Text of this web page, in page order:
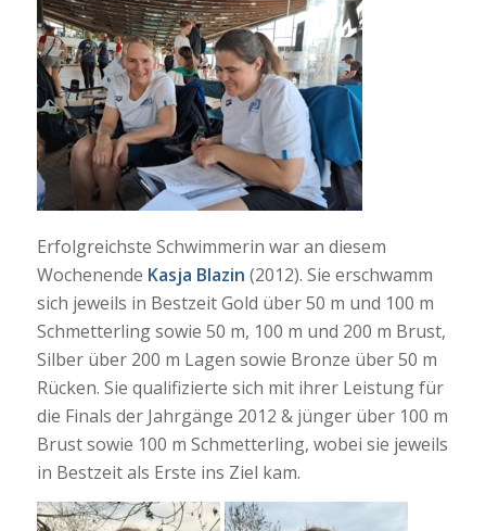
Erfolgreichste Schwimmerin war an diesem
Wochenende Kasja Blazin (2012). Sie erschwamm
sich jeweils in Bestzeit Gold über 50 m und 100 m
Schmetterling sowie 50 m, 100 m und 200 m Brust,
Silber über 200 m Lagen sowie Bronze über 50 m
Rücken. Sie qualifizierte sich mit ihrer Leistung für
die Finals der Jahrgänge 2012 & jünger über 100 m
Brust sowie 100 m Schmetterling, wobei sie jeweils
in Bestzeit als Erste ins Ziel kam.